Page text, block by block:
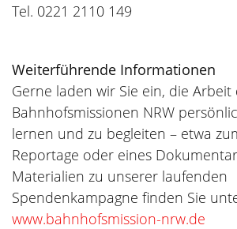
Tel. 0221 2110 149
Weiterführende Informationen
Gerne laden wir Sie ein, die Arbeit
Bahnhofsmissionen NRW
lernen und zu begleiten – etwa
Reportage oder eines
Materialien zu unserer laufenden
Spendenkampagne finden Sie
www.bahnhofsmission-nrw.de